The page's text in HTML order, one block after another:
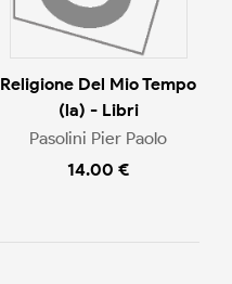
Religione Del Mio Tempo
(la) - Libri
Pasolini Pier Paolo
14.00 €